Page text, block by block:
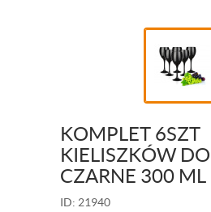
KOMPLET 6SZT
KIELISZKÓW
CZARNE 300 ML
ID: 21940